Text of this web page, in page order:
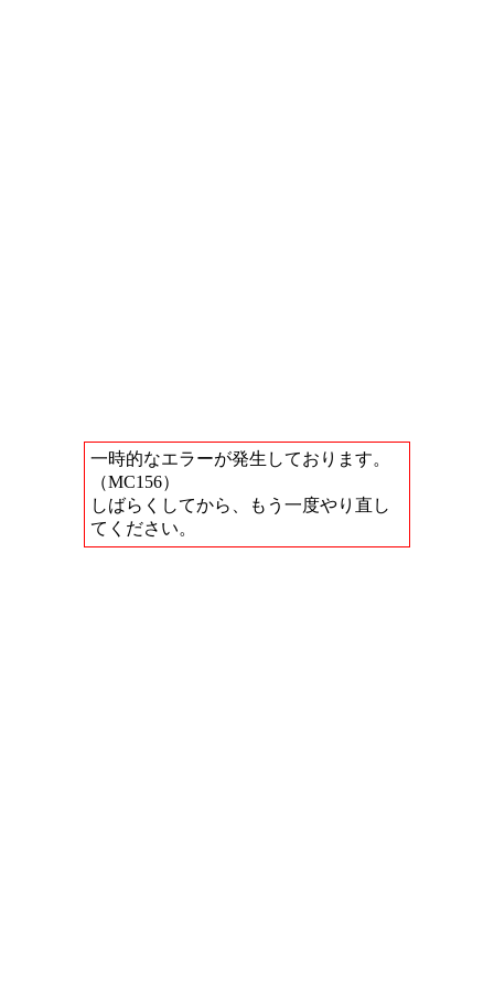
一時的なエラーが発生しております。
（MC156）
しばらくしてから、もう一度やり直し
てください。